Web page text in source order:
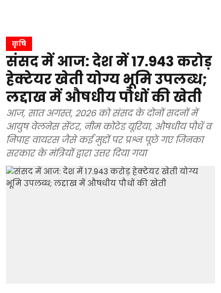
कृषि
संसद में आज: देश में 17.943 करोड़
हेक्टेयर खेती योग्य भूमि उपलब्ध;
लद्दाख में औषधीय पौधों की खेती
आज, सात अगस्त, 2026 को संसद के दोनों सदनों में
आयुष वेलनेस सेंटर, नीम कोटेड यूरिया, औषधीय पौधें व
निपाह वायरस जैसे कई मुद्दों पर प्रश्न पूछे गए जिनका
सरकार के मंत्रियों द्वारा उत्तर दिया गया